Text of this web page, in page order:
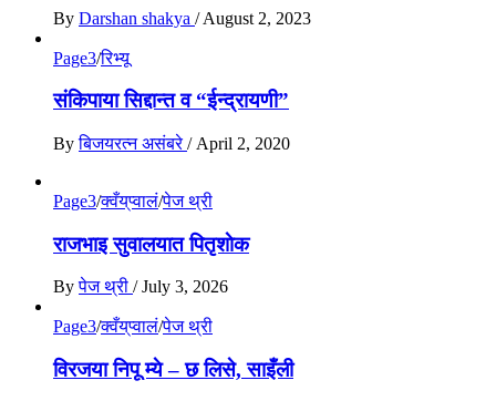
By Darshan shakya / August 2, 2023
Page3/रिभ्यू
संकिपाया सिद्दान्त व “ईन्द्रायणी”
By बिजयरत्न असंबरे/ April 2, 2020
Page3/क्वँय्‌प्वालं/पेज थ्री
राजभाइ सुवालयात पितृशाेक
By पेज थ्री / July 3, 2026
Page3/क्वँय्‌प्वालं/पेज थ्री
विरजया निपू म्ये – छ लिसे, साइँली